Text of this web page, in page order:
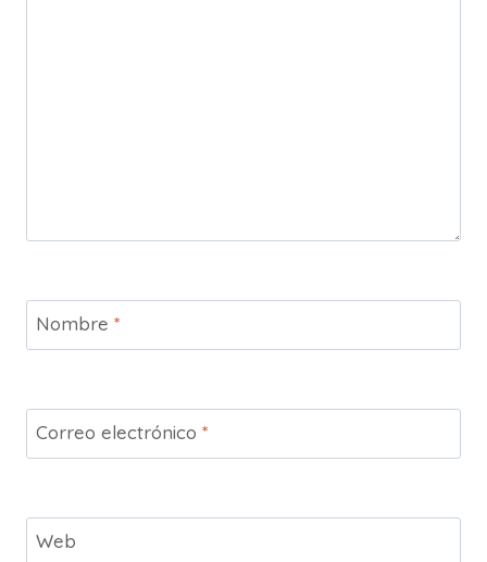
Nombre *
Correo electrónico *
Web